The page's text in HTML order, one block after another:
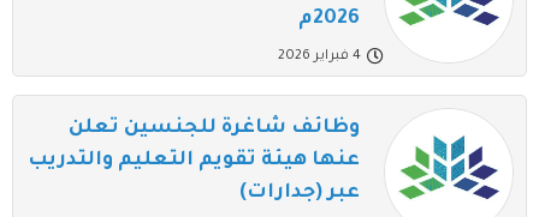
2026م
4 فبراير 2026
وظائف شاغرة للجنسين تعلن
عنها هيئة تقويم التعليم والتدريب
عبر (جدارات)